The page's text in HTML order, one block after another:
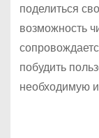
поделиться
возможность
побудить
необходимую